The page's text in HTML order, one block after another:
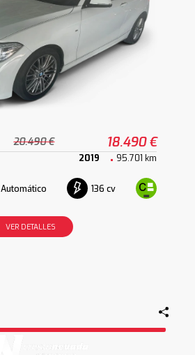
20.490 € 18.490 €
2019 95.701 km
Automático 136 cv
VER DETALLES